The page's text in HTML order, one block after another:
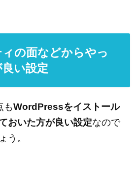
の面などからやっ
い設定
もWordPressをイストール
おいた方が良い設定なので
う。